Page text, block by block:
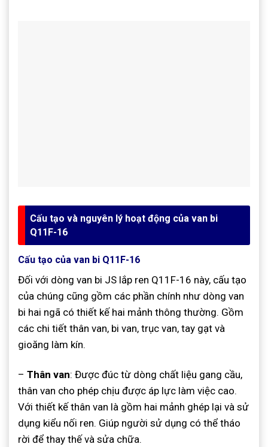
Cấu tạo và nguyên lý hoạt động của van bi
Q11F-16
Cấu tạo của van bi Q11F-16
Đối với dòng van bi JS lắp ren Q11F-16 này, cấu tạo
của chúng cũng gồm các phần chính như dòng van
bi hai ngã có thiết kế hai mảnh thông thường. Gồm
các chi tiết thân van, bi van, trục van, tay gạt và
gioăng làm kín.
– Thân van: Được đúc từ dòng chất liệu gang cầu,
thân van cho phép chịu được áp lực làm việc cao.
Với thiết kế thân van là gồm hai mảnh ghép lại và sử
dụng kiểu nối ren. Giúp người sử dụng có thể tháo
rời để thay thế và sửa chữa.